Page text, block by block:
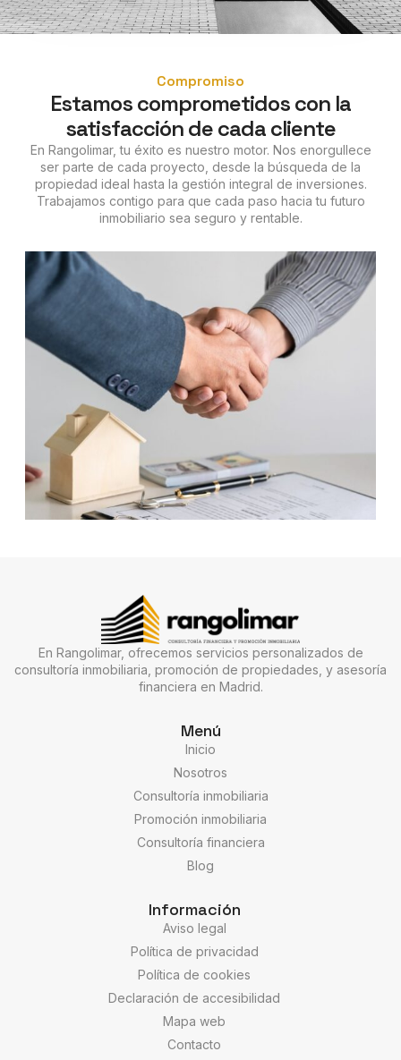
Compromiso
Estamos comprometidos con la
satisfacción de cada cliente
En Rangolimar, tu éxito es nuestro motor. Nos enorgullece
ser parte de cada proyecto, desde la búsqueda de la
propiedad ideal hasta la gestión integral de inversiones.
Trabajamos contigo para que cada paso hacia tu futuro
inmobiliario sea seguro y rentable.
En Rangolimar, ofrecemos servicios personalizados de
consultoría inmobiliaria, promoción de propiedades, y asesoría
financiera en Madrid.
Menú
Inicio
Nosotros
Consultoría inmobiliaria
Promoción inmobiliaria
Consultoría financiera
Blog
Información
Aviso legal
Política de privacidad
Política de cookies
Declaración de accesibilidad
Mapa web
Contacto